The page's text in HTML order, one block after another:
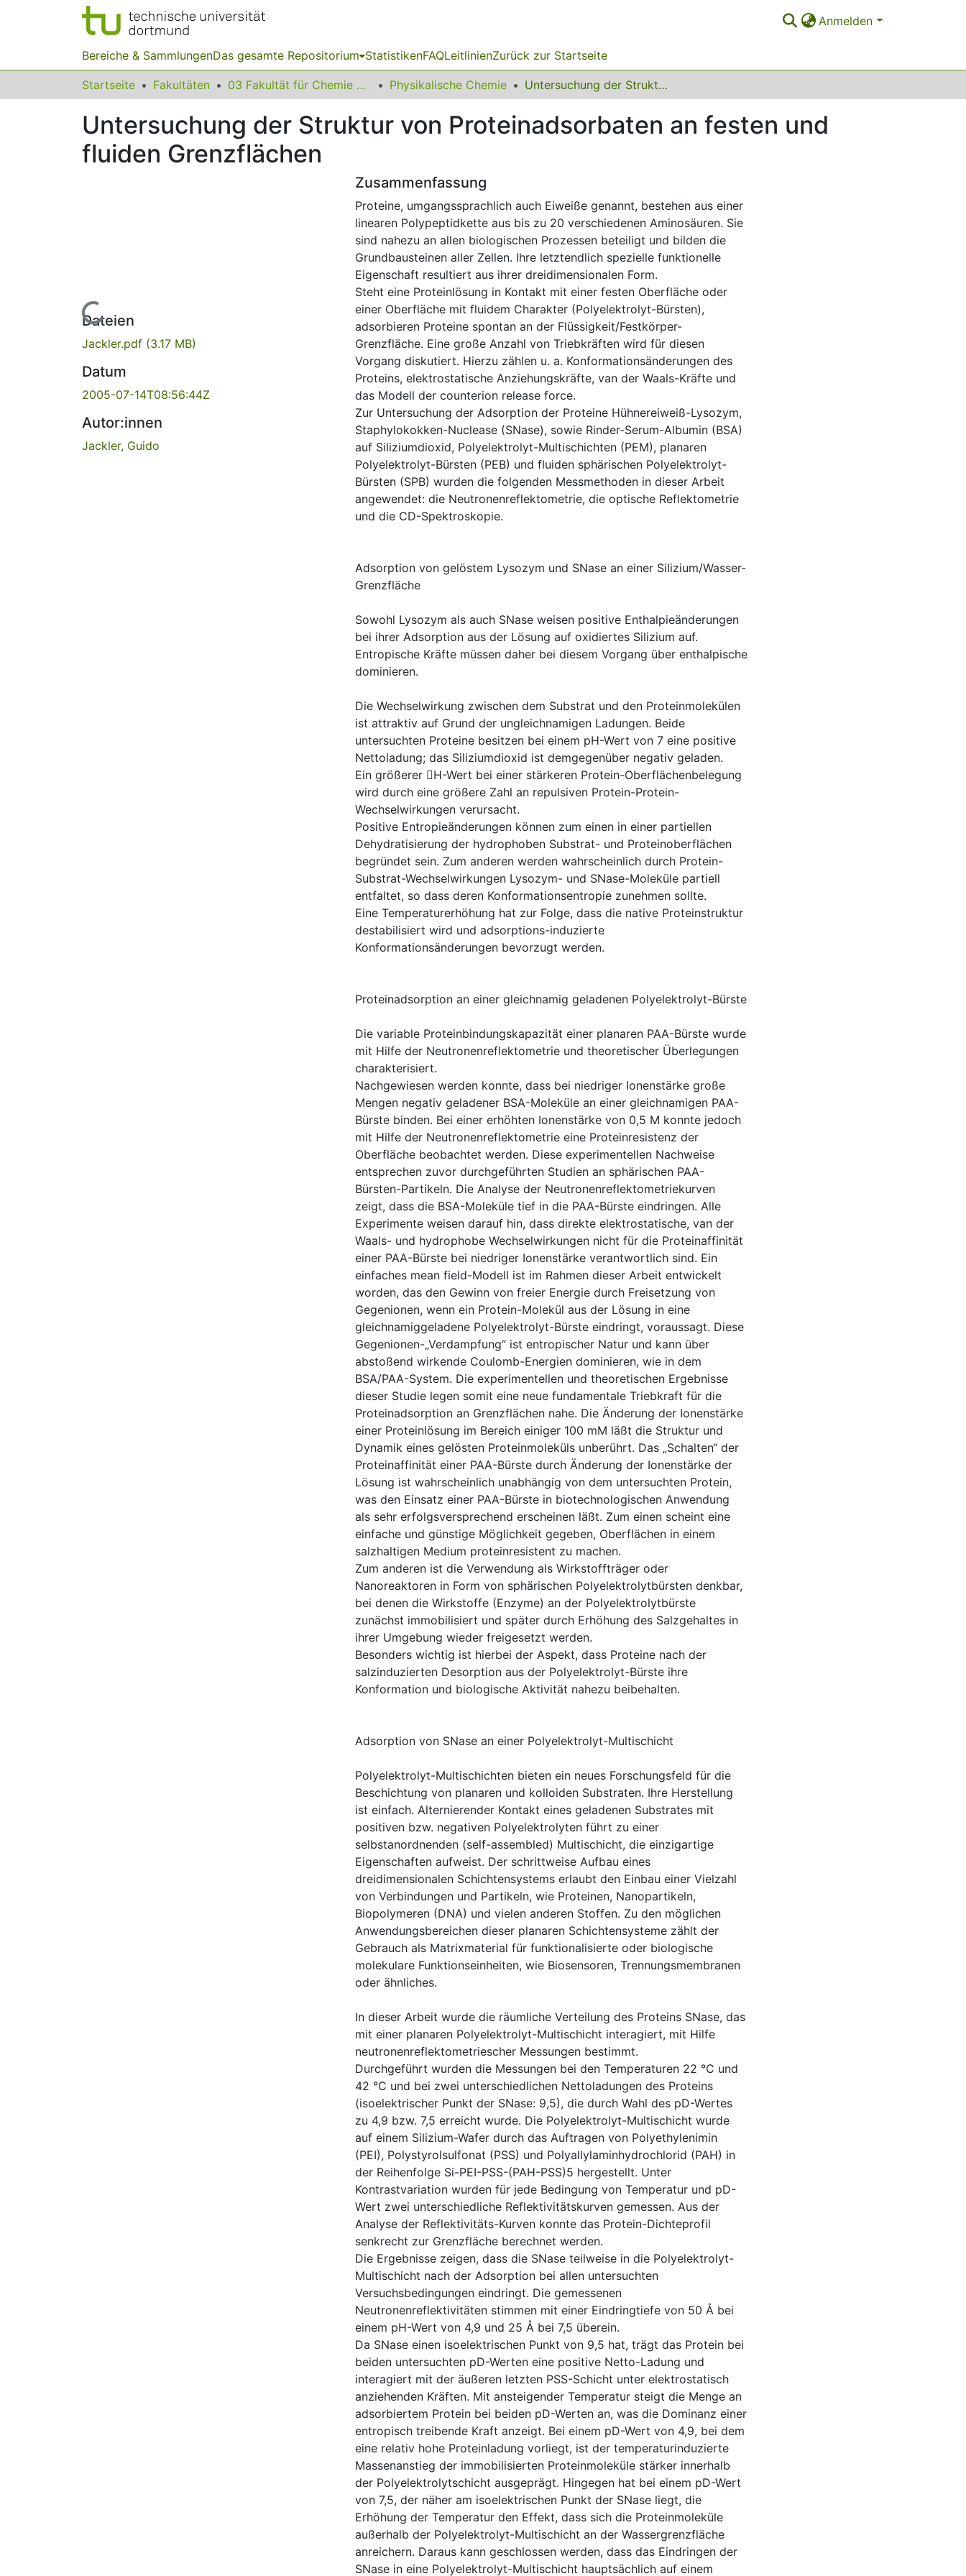
Anmelden
Bereiche & SammlungenDas gesamte Repositorium StatistikenFAQLeitlinienZurück zur Startseite
Startseite Fakultäten 03 Fakultät für Chemie und Chemische Biologie Physikalische Chemie Untersuchung der Struktur von Proteinadsorbaten an festen und fluiden Grenzflächen
Untersuchung der Struktur von Proteinadsorbaten an festen und
fluiden Grenzflächen
Lade...
Dateien
Jackler.pdf (3.17 MB)
Datum
2005-07-14T08:56:44Z
Autor:innen
Jackler, Guido
Zusammenfassung
Proteine, umgangssprachlich auch Eiweiße genannt, bestehen aus einer
linearen Polypeptidkette aus bis zu 20 verschiedenen Aminosäuren. Sie
sind nahezu an allen biologischen Prozessen beteiligt und bilden die
Grundbausteinen aller Zellen. Ihre letztendlich spezielle funktionelle
Eigenschaft resultiert aus ihrer dreidimensionalen Form.
Steht eine Proteinlösung in Kontakt mit einer festen Oberfläche oder
einer Oberfläche mit fluidem Charakter (Polyelektrolyt-Bürsten),
adsorbieren Proteine spontan an der Flüssigkeit/Festkörper-
Grenzfläche. Eine große Anzahl von Triebkräften wird für diesen
Vorgang diskutiert. Hierzu zählen u. a. Konformationsänderungen des
Proteins, elektrostatische Anziehungskräfte, van der Waals-Kräfte und
das Modell der counterion release force.
Zur Untersuchung der Adsorption der Proteine Hühnereiweiß-Lysozym,
Staphylokokken-Nuclease (SNase), sowie Rinder-Serum-Albumin (BSA)
auf Siliziumdioxid, Polyelektrolyt-Multischichten (PEM), planaren
Polyelektrolyt-Bürsten (PEB) und fluiden sphärischen Polyelektrolyt-
Bürsten (SPB) wurden die folgenden Messmethoden in dieser Arbeit
angewendet: die Neutronenreflektometrie, die optische Reflektometrie
und die CD-Spektroskopie.
Adsorption von gelöstem Lysozym und SNase an einer Silizium/Wasser-
Grenzfläche
Sowohl Lysozym als auch SNase weisen positive Enthalpieänderungen
bei ihrer Adsorption aus der Lösung auf oxidiertes Silizium auf.
Entropische Kräfte müssen daher bei diesem Vorgang über enthalpische
dominieren.
Die Wechselwirkung zwischen dem Substrat und den Proteinmolekülen
ist attraktiv auf Grund der ungleichnamigen Ladungen. Beide
untersuchten Proteine besitzen bei einem pH-Wert von 7 eine positive
Nettoladung; das Siliziumdioxid ist demgegenüber negativ geladen.
Ein größerer H-Wert bei einer stärkeren Protein-Oberflächenbelegung
wird durch eine größere Zahl an repulsiven Protein-Protein-
Wechselwirkungen verursacht.
Positive Entropieänderungen können zum einen in einer partiellen
Dehydratisierung der hydrophoben Substrat- und Proteinoberflächen
begründet sein. Zum anderen werden wahrscheinlich durch Protein-
Substrat-Wechselwirkungen Lysozym- und SNase-Moleküle partiell
entfaltet, so dass deren Konformationsentropie zunehmen sollte.
Eine Temperaturerhöhung hat zur Folge, dass die native Proteinstruktur
destabilisiert wird und adsorptions-induzierte
Konformationsänderungen bevorzugt werden.
Proteinadsorption an einer gleichnamig geladenen Polyelektrolyt-Bürste
Die variable Proteinbindungskapazität einer planaren PAA-Bürste wurde
mit Hilfe der Neutronenreflektometrie und theoretischer Überlegungen
charakterisiert.
Nachgewiesen werden konnte, dass bei niedriger Ionenstärke große
Mengen negativ geladener BSA-Moleküle an einer gleichnamigen PAA-
Bürste binden. Bei einer erhöhten Ionenstärke von 0,5 M konnte jedoch
mit Hilfe der Neutronenreflektometrie eine Proteinresistenz der
Oberfläche beobachtet werden. Diese experimentellen Nachweise
entsprechen zuvor durchgeführten Studien an sphärischen PAA-
Bürsten-Partikeln. Die Analyse der Neutronenreflektometriekurven
zeigt, dass die BSA-Moleküle tief in die PAA-Bürste eindringen. Alle
Experimente weisen darauf hin, dass direkte elektrostatische, van der
Waals- und hydrophobe Wechselwirkungen nicht für die Proteinaffinität
einer PAA-Bürste bei niedriger Ionenstärke verantwortlich sind. Ein
einfaches mean field-Modell ist im Rahmen dieser Arbeit entwickelt
worden, das den Gewinn von freier Energie durch Freisetzung von
Gegenionen, wenn ein Protein-Molekül aus der Lösung in eine
gleichnamiggeladene Polyelektrolyt-Bürste eindringt, voraussagt. Diese
Gegenionen-„Verdampfung“ ist entropischer Natur und kann über
abstoßend wirkende Coulomb-Energien dominieren, wie in dem
BSA/PAA-System. Die experimentellen und theoretischen Ergebnisse
dieser Studie legen somit eine neue fundamentale Triebkraft für die
Proteinadsorption an Grenzflächen nahe. Die Änderung der Ionenstärke
einer Proteinlösung im Bereich einiger 100 mM läßt die Struktur und
Dynamik eines gelösten Proteinmoleküls unberührt. Das „Schalten“ der
Proteinaffinität einer PAA-Bürste durch Änderung der Ionenstärke der
Lösung ist wahrscheinlich unabhängig von dem untersuchten Protein,
was den Einsatz einer PAA-Bürste in biotechnologischen Anwendung
als sehr erfolgsversprechend erscheinen läßt. Zum einen scheint eine
einfache und günstige Möglichkeit gegeben, Oberflächen in einem
salzhaltigen Medium proteinresistent zu machen.
Zum anderen ist die Verwendung als Wirkstoffträger oder
Nanoreaktoren in Form von sphärischen Polyelektrolytbürsten denkbar,
bei denen die Wirkstoffe (Enzyme) an der Polyelektrolytbürste
zunächst immobilisiert und später durch Erhöhung des Salzgehaltes in
ihrer Umgebung wieder freigesetzt werden.
Besonders wichtig ist hierbei der Aspekt, dass Proteine nach der
salzinduzierten Desorption aus der Polyelektrolyt-Bürste ihre
Konformation und biologische Aktivität nahezu beibehalten.
Adsorption von SNase an einer Polyelektrolyt-Multischicht
Polyelektrolyt-Multischichten bieten ein neues Forschungsfeld für die
Beschichtung von planaren und kolloiden Substraten. Ihre Herstellung
ist einfach. Alternierender Kontakt eines geladenen Substrates mit
positiven bzw. negativen Polyelektrolyten führt zu einer
selbstanordnenden (self-assembled) Multischicht, die einzigartige
Eigenschaften aufweist. Der schrittweise Aufbau eines
dreidimensionalen Schichtensystems erlaubt den Einbau einer Vielzahl
von Verbindungen und Partikeln, wie Proteinen, Nanopartikeln,
Biopolymeren (DNA) und vielen anderen Stoffen. Zu den möglichen
Anwendungsbereichen dieser planaren Schichtensysteme zählt der
Gebrauch als Matrixmaterial für funktionalisierte oder biologische
molekulare Funktionseinheiten, wie Biosensoren, Trennungsmembranen
oder ähnliches.
In dieser Arbeit wurde die räumliche Verteilung des Proteins SNase, das
mit einer planaren Polyelektrolyt-Multischicht interagiert, mit Hilfe
neutronenreflektometriescher Messungen bestimmt.
Durchgeführt wurden die Messungen bei den Temperaturen 22 °C und
42 °C und bei zwei unterschiedlichen Nettoladungen des Proteins
(isoelektrischer Punkt der SNase: 9,5), die durch Wahl des pD-Wertes
zu 4,9 bzw. 7,5 erreicht wurde. Die Polyelektrolyt-Multischicht wurde
auf einem Silizium-Wafer durch das Auftragen von Polyethylenimin
(PEI), Polystyrolsulfonat (PSS) und Polyallylaminhydrochlorid (PAH) in
der Reihenfolge Si-PEI-PSS-(PAH-PSS)5 hergestellt. Unter
Kontrastvariation wurden für jede Bedingung von Temperatur und pD-
Wert zwei unterschiedliche Reflektivitätskurven gemessen. Aus der
Analyse der Reflektivitäts-Kurven konnte das Protein-Dichteprofil
senkrecht zur Grenzfläche berechnet werden.
Die Ergebnisse zeigen, dass die SNase teilweise in die Polyelektrolyt-
Multischicht nach der Adsorption bei allen untersuchten
Versuchsbedingungen eindringt. Die gemessenen
Neutronenreflektivitäten stimmen mit einer Eindringtiefe von 50 Å bei
einem pH-Wert von 4,9 und 25 Å bei 7,5 überein.
Da SNase einen isoelektrischen Punkt von 9,5 hat, trägt das Protein bei
beiden untersuchten pD-Werten eine positive Netto-Ladung und
interagiert mit der äußeren letzten PSS-Schicht unter elektrostatisch
anziehenden Kräften. Mit ansteigender Temperatur steigt die Menge an
adsorbiertem Protein bei beiden pD-Werten an, was die Dominanz einer
entropisch treibende Kraft anzeigt. Bei einem pD-Wert von 4,9, bei dem
eine relativ hohe Proteinladung vorliegt, ist der temperaturinduzierte
Massenanstieg der immobilisierten Proteinmoleküle stärker innerhalb
der Polyelektrolytschicht ausgeprägt. Hingegen hat bei einem pD-Wert
von 7,5, der näher am isoelektrischen Punkt der SNase liegt, die
Erhöhung der Temperatur den Effekt, dass sich die Proteinmoleküle
außerhalb der Polyelektrolyt-Multischicht an der Wassergrenzfläche
anreichern. Daraus kann geschlossen werden, dass das Eindringen der
SNase in eine Polyelektrolyt-Multischicht hauptsächlich auf einem